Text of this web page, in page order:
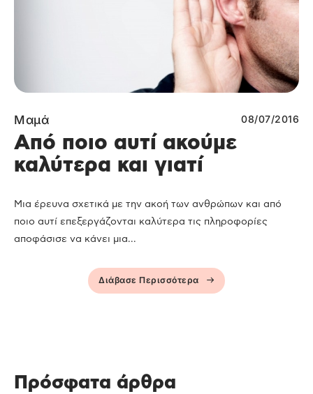
Μαμά 08/07/2016
Από ποιο αυτί ακούμε
καλύτερα και γιατί
Μια έρευνα σχετικά με την ακοή των ανθρώπων και από
ποιο αυτί επεξεργάζονται καλύτερα τις πληροφορίες
αποφάσισε να κάνει μια...
Διάβασε Περισσότερα
Πρόσφατα άρθρα